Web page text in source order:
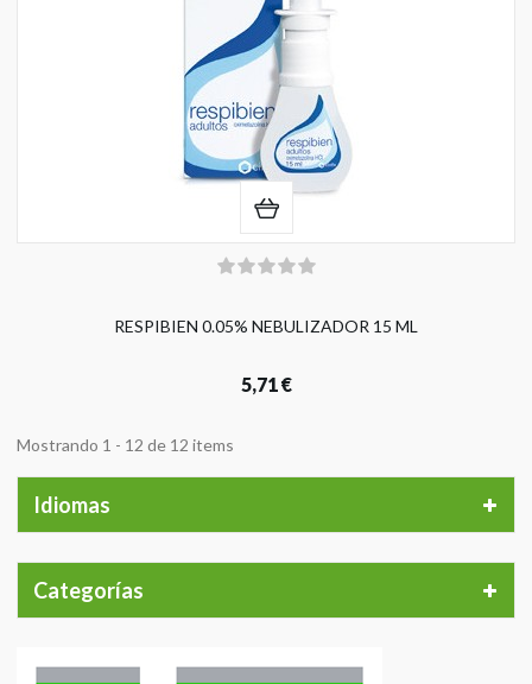
RESPIBIEN 0.05% NEBULIZADOR 15 ML
5,71 €
Mostrando 1 - 12 de 12 items
Idiomas
Categorías